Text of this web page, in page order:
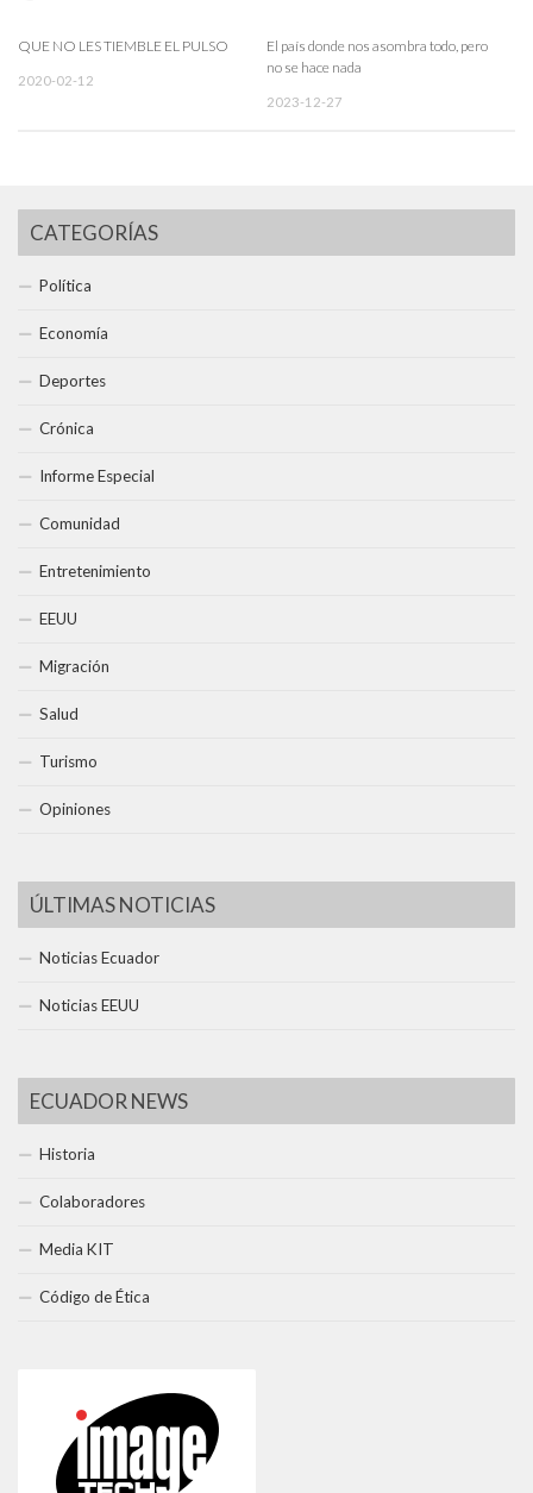
QUE NO LES TIEMBLE EL PULSO
2020-02-12
El país donde nos asombra todo, pero
no se hace nada
2023-12-27
CATEGORÍAS
Política
Economía
Deportes
Crónica
Informe Especial
Comunidad
Entretenimiento
EEUU
Migración
Salud
Turismo
Opiniones
ÚLTIMAS NOTICIAS
Noticias Ecuador
Noticias EEUU
ECUADOR NEWS
Historia
Colaboradores
Media KIT
Código de Ética